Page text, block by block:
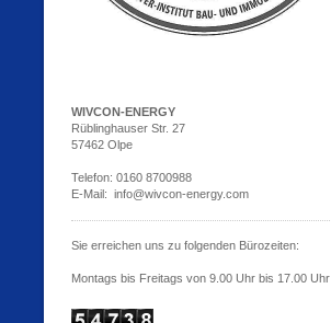
WIVCON-ENERGY
Rüblinghauser Str. 27
57462 Olpe
Telefon: 0160 8700988
E-Mail: info@wivcon-energy.com
Sie erreichen uns zu folgenden Bürozeiten:
Montags bis Freitags von 9.00 Uhr bis 17.00 Uhr